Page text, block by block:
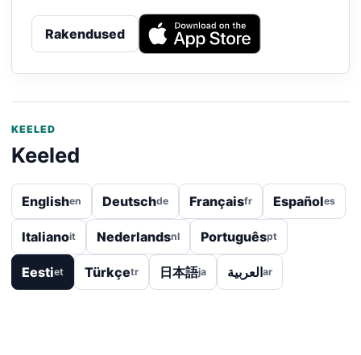
Rakendused
KEELED
Keeled
Englishen Deutschde Françaisfr Españoles
Italianoit Nederlandsnl Portuguêspt
Eestiet Türkçetr 日本語ja العربيةar